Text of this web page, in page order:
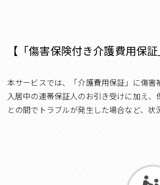
【「傷害保険付き介護費用保証
本サービスでは、「介護費用保証」に傷害
入居中の連帯保証人のお引き受けに加え
との間でトラブルが発生した場合など、状